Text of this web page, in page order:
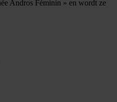
Andros Féminin » en wordt ze